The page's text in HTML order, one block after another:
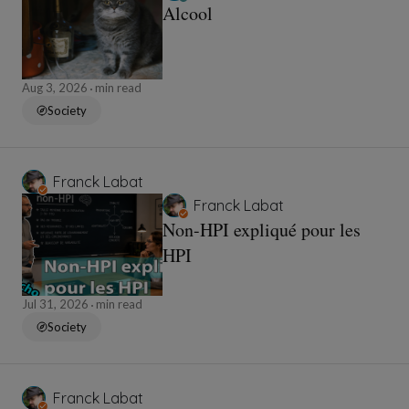
Alcool
Aug 3, 2026
min read
Society
Franck Labat
Franck Labat
Non-HPI expliqué pour les
HPI
Jul 31, 2026
min read
Society
Franck Labat